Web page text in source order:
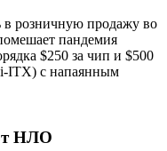
розничную продажу во
пандемия
$250 за чип и $500
ITX) с напаянным
НЛО